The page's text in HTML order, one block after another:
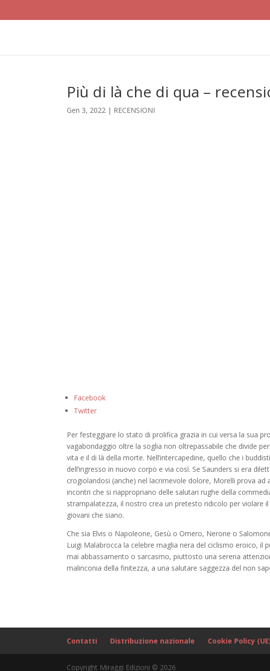
Più di là che di qua –
Gen 3, 2022 | RECENSIONI
Facebook
Twitter
Per festeggiare lo stato di prolifica grazia in cui versa la sua
vagabondaggio oltre la soglia non oltrepassabile che divide
vita e il di là della morte. Nell’intercapedine, quello che i
dell’ingresso in nuovo corpo e via così. Se Saunders si era
crogiolandosi (anche) nel lacrimevole dolore, Morelli prova
incontri che si riappropriano delle salutari rughe della
strampalatezza, il nostro crea un pretesto ridicolo per violare
giovani che siano.
Che sia Elvis o Napoleone, Gesù o Omero, Nerone o
Luigi Malabrocca la celebre maglia nera del ciclismo eroico, il
mai abbassamento o sarcasmo, piuttosto una serena
malinconia della finitezza, a una salutare saggezza del non
Contatti Distribuzione nazionale Cookie Policy
Copyright Miraggi Edizioni © 2026